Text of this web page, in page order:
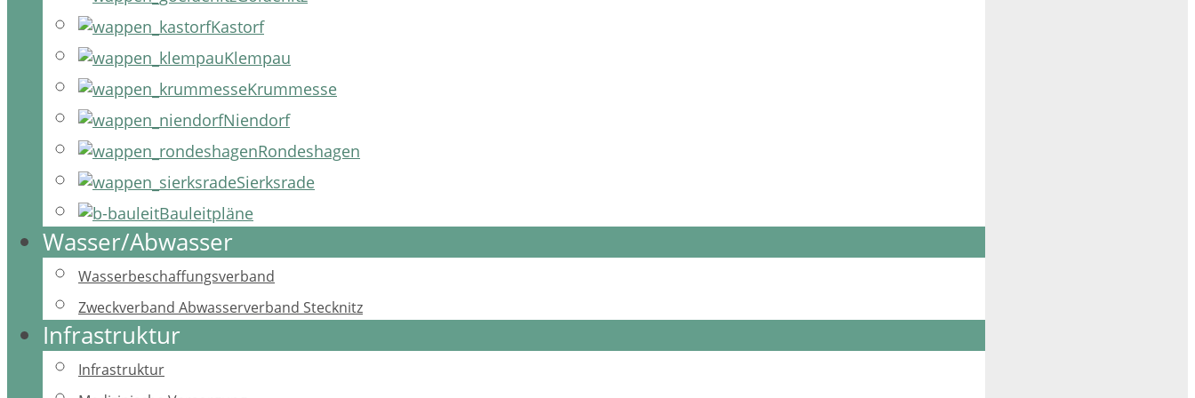
Kastorf
Klempau
Krummesse
Niendorf
Rondeshagen
Sierksrade
Bauleitpläne
Wasser/Abwasser
Wasserbeschaffungsverband
Zweckverband Abwasserverband Stecknitz
Infrastruktur
Infrastruktur